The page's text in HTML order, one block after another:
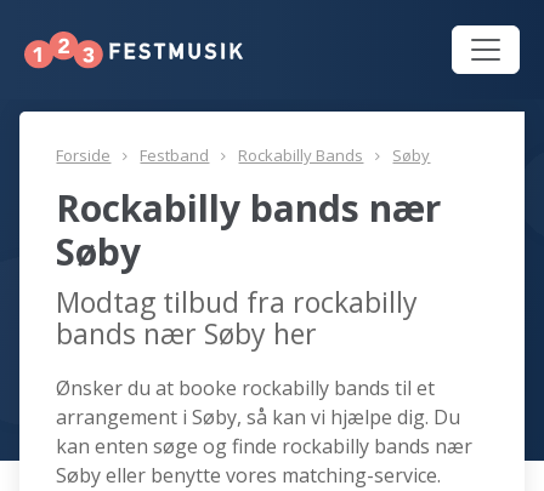
Forside Festband Rockabilly Bands Søby
Rockabilly bands nær
Søby
Modtag tilbud fra rockabilly
bands nær Søby her
Ønsker du at booke rockabilly bands til et
arrangement i Søby, så kan vi hjælpe dig. Du
kan enten søge og finde rockabilly bands nær
Søby eller benytte vores matching-service.